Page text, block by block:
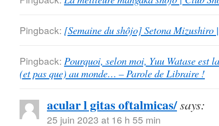
Pingback: [Semaine du shôjo] Setona Mizushiro
Pingback: Pourquoi, selon moi, Yuu Watase est
(et pas que) au monde… – Parole de Libraire !
acular l gitas oftalmicas/says:
25 juin 2023 at 16 h 55 min